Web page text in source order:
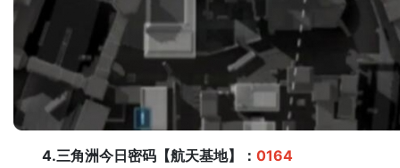
4.三角洲今日密码【航天基地】： 0164